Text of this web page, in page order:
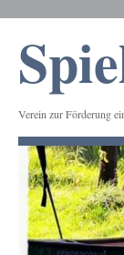
Verein zur Förderung